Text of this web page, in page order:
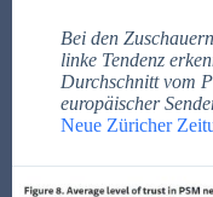
Bei den
linke Tendenz
Durchschnitt vom
europäischer
Neue Züricher